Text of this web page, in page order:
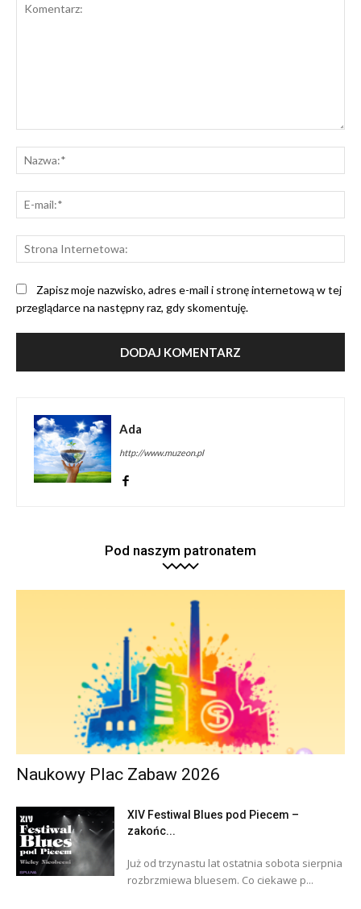
Zapisz moje nazwisko, adres e-mail i stronę internetową w tej
przeglądarce na następny raz, gdy skomentuję.
Ada
http://www.muzeon.pl
Pod naszym patronatem
Naukowy Plac Zabaw 2026
XIV Festiwal Blues pod Piecem –
zakońc...
Już od trzynastu lat ostatnia sobota sierpnia
rozbrzmiewa bluesem. Co ciekawe p...